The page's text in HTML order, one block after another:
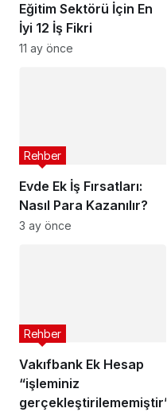
Eğitim Sektörü İçin En
İyi 12 İş Fikri
11 ay önce
Evde Ek İş Fırsatları:
Nasıl Para Kazanılır?
Rehber
3 ay önce
Vakıfbank Ek Hesap
“işleminiz
gerçekleştirilememiştir”
Rehber